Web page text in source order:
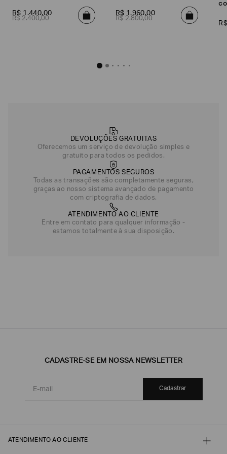
R$ 1 .440,00
R$ 2.400,00
R$ 1 .960,00
R$ 2.800,00
DEVOLUÇÕES GRATUITAS
Oferecemos um serviço de devolução simples e
gratuito para todos os pedidos.
PAGAMENTOS SEGUROS
Todas as transações são completamente seguras,
graças ao nosso sistema avançado de pagamento
com criptografia de dados.
ATENDIMENTO AO CLIENTE
Entre em contato para qualquer informação -
estamos totalmente à sua disposição.
CADASTRE-SE EM NOSSA NEWSLETTER
Cadastrar
ATENDIMENTO AO CLIENTE